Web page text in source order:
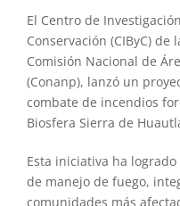
El Centro de
Conservación (CIByC) de
Comisión Nacional de
(Conanp), lanzó un
combate de incendios
Biosfera Sierra de
Esta iniciativa ha
de manejo de fuego,
comunidades más